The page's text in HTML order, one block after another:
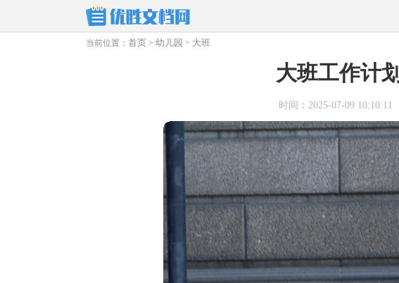
当前位置： 首页 > 幼儿园 > 大班
大班工作计划
时间：2025-07-09 10:10:11